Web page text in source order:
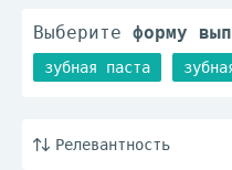
Выберите форму
зубная паста
Релевантность